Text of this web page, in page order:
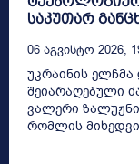
საკუთარ
06 Აგვისტო 2026,
უკრაინის
შეიარაღებული
ვალერი
რომლის